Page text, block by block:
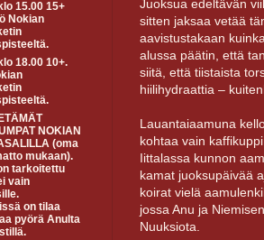
Juoksua edeltävän
sitten jaksaa vetää
aavistustakaan
alussa päätin, että
siitä, että tiistaista
hiilihydraattia –
Lauantaiaamuna
kohtaa vain
Iittalassa kunnon
kamat juoksupäivää
koirat vielä
jossa Anu ja
Nuuksiota.
15.00 15+
Nokian
18.00 10+.
NOKIAN
(oma
mukaan).
tarkoitettu
vain
on tilaa
pyörä Anulta